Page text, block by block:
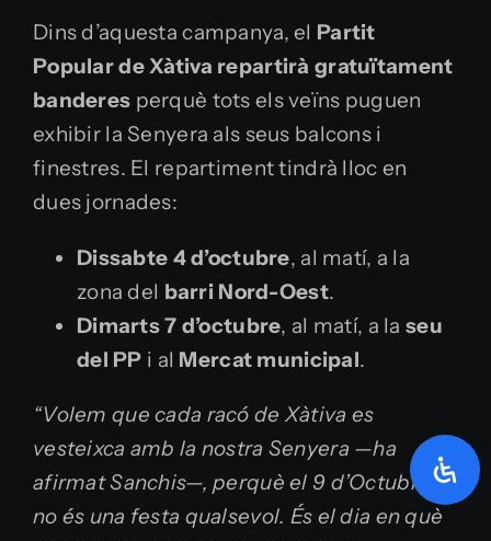
Dins d’aquesta campanya, el Partit
Popular de Xàtiva repartirà gratuïtament
banderes perquè tots els veïns puguen
exhibir la Senyera als seus balcons i
finestres. El repartiment tindrà lloc en
dues jornades:
Dissabte 4 d’octubre, al matí, a la
zona del barri Nord-Oest.
Dimarts 7 d’octubre, al matí, a la seu
del PP i al Mercat municipal.
“Volem que cada racó de Xàtiva es
vesteixca amb la nostra Senyera —ha
afirmat Sanchis—, perquè el 9 d’Octubre
no és una festa qualsevol. És el dia en què